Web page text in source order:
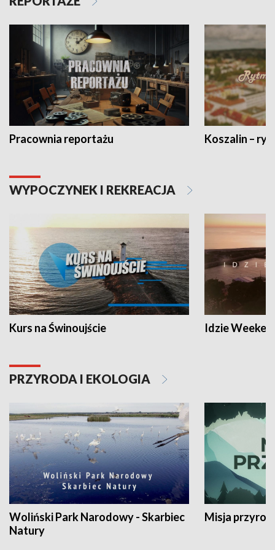
Pracownia reportażu Koszalin –
WYPOCZYNEK I REKREACJA
Kurs na Świnoujście Idzie
PRZYRODA I EKOLOGIA
Woliński Park Narodowy - Skarbiec
Natury
Misja